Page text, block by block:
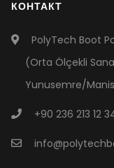
КОНТАКТ
PolyTech Boot
(Orta Ölçekli
Yunusemre/
+90 236 213 12